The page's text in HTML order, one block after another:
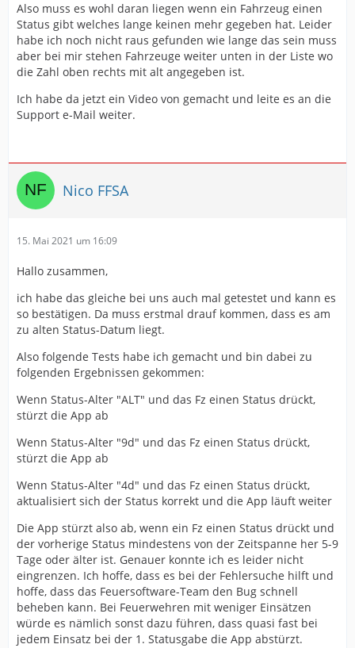
Also muss es wohl daran liegen wenn ein Fahrzeug einen
Status gibt welches lange keinen mehr gegeben hat. Leider
habe ich noch nicht raus gefunden wie lange das sein muss
aber bei mir stehen Fahrzeuge weiter unten in der Liste wo
die Zahl oben rechts mit alt angegeben ist.
Ich habe da jetzt ein Video von gemacht und leite es an die
Support e-Mail weiter.
Nico FFSA
15. Mai 2021 um 16:09
Hallo zusammen,
ich habe das gleiche bei uns auch mal getestet und kann es
so bestätigen. Da muss erstmal drauf kommen, dass es am
zu alten Status-Datum liegt.
Also folgende Tests habe ich gemacht und bin dabei zu
folgenden Ergebnissen gekommen:
Wenn Status-Alter "ALT" und das Fz einen Status drückt,
stürzt die App ab
Wenn Status-Alter "9d" und das Fz einen Status drückt,
stürzt die App ab
Wenn Status-Alter "4d" und das Fz einen Status drückt,
aktualisiert sich der Status korrekt und die App läuft weiter
Die App stürzt also ab, wenn ein Fz einen Status drückt und
der vorherige Status mindestens von der Zeitspanne her 5-9
Tage oder älter ist. Genauer konnte ich es leider nicht
eingrenzen. Ich hoffe, dass es bei der Fehlersuche hilft und
hoffe, dass das Feuersoftware-Team den Bug schnell
beheben kann. Bei Feuerwehren mit weniger Einsätzen
würde es nämlich sonst dazu führen, dass quasi fast bei
jedem Einsatz bei der 1. Statusgabe die App abstürzt.